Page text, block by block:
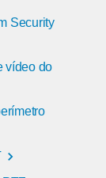
Security
vídeo do